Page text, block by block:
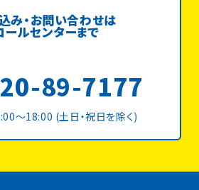
み・お問い合わせは
ールセンターまで
89-7177
〜18:00 (土日・祝日を除く)